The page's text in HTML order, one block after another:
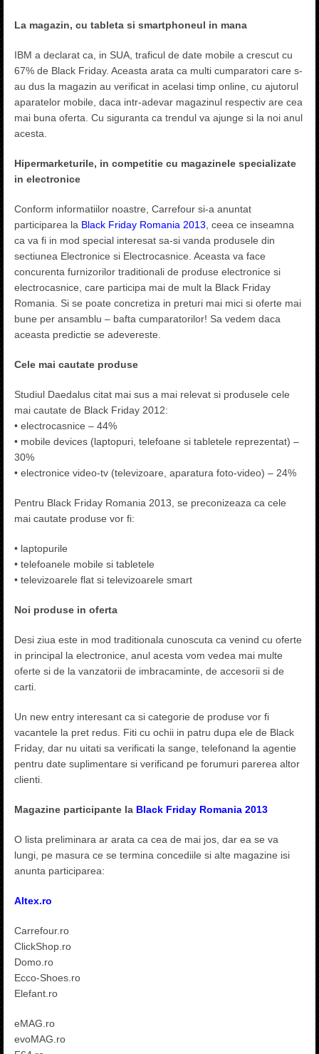
La magazin, cu tableta si smartphoneul in mana
IBM a declarat ca, in SUA, traficul de date mobile a crescut cu
67% de Black Friday. Aceasta arata ca multi cumparatori care s-
au dus la magazin au verificat in acelasi timp online, cu ajutorul
aparatelor mobile, daca intr-adevar magazinul respectiv are cea
mai buna oferta. Cu siguranta ca trendul va ajunge si la noi anul
acesta.
Hipermarketurile, in competitie cu magazinele specializate
in electronice
Conform informatiilor noastre, Carrefour si-a anuntat
participarea la Black Friday Romania 2013 , ceea ce inseamna
ca va fi in mod special interesat sa-si vanda produsele din
sectiunea Electronice si Electrocasnice. Aceasta va face
concurenta furnizorilor traditionali de produse electronice si
electrocasnice, care participa mai de mult la Black Friday
Romania. Si se poate concretiza in preturi mai mici si oferte mai
bune per ansamblu – bafta cumparatorilor! Sa vedem daca
aceasta predictie se adevereste.
Cele mai cautate produse
Studiul Daedalus citat mai sus a mai relevat si produsele cele
mai cautate de Black Friday 2012:
• electrocasnice – 44%
• mobile devices (laptopuri, telefoane si tabletele reprezentat) –
30%
• electronice video-tv (televizoare, aparatura foto-video) – 24%
Pentru Black Friday Romania 2013, se preconizeaza ca cele
mai cautate produse vor fi:
• laptopurile
• telefoanele mobile si tabletele
• televizoarele flat si televizoarele smart
Noi produse in oferta
Desi ziua este in mod traditionala cunoscuta ca venind cu oferte
in principal la electronice, anul acesta vom vedea mai multe
oferte si de la vanzatorii de imbracaminte, de accesorii si de
carti.
Un new entry interesant ca si categorie de produse vor fi
vacantele la pret redus. Fiti cu ochii in patru dupa ele de Black
Friday, dar nu uitati sa verificati la sange, telefonand la agentie
pentru date suplimentare si verificand pe forumuri parerea altor
clienti.
Magazine participante la Black Friday Romania 2013
O lista preliminara ar arata ca cea de mai jos, dar ea se va
lungi, pe masura ce se termina concediile si alte magazine isi
anunta participarea:
Altex.ro
Carrefour.ro
ClickShop.ro
Domo.ro
Ecco-Shoes.ro
Elefant.ro
eMAG.ro
evoMAG.ro